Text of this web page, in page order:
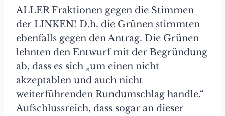
ALLER Fraktionen gegen die Stimmen
der LINKEN! D.h. die Grünen stimmten
ebenfalls gegen den Antrag. Die Grünen
lehnten den Entwurf mit der Begründung
ab, dass es sich „um einen nicht
akzeptablen und auch nicht
weiterführenden Rundumschlag handle.“
Aufschlussreich, dass sogar an dieser